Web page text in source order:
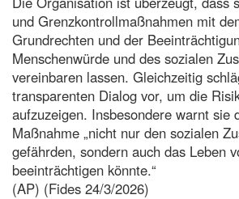
und Grenzkontrollmaßnahmen mit
Grundrechten und der
Menschenwürde und des sozialen
vereinbaren lassen. Gleichzeitig
transparenten Dialog vor, um die
aufzuzeigen. Insbesondere warnt sie
Maßnahme „nicht nur den sozialen
gefährden, sondern auch das Leben
beeinträchtigen könnte.“
(AP) (Fides 24/3/2026)